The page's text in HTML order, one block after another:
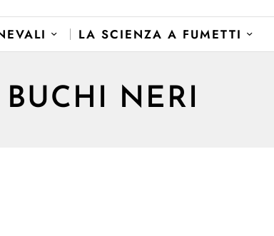
LA SCIENZA A FUMETTI
BUCHI NERI